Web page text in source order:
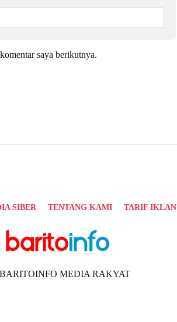
saya berikutnya.
SIBER TENTANG KAMI TARIF IKLAN
MEDIA RAKYAT